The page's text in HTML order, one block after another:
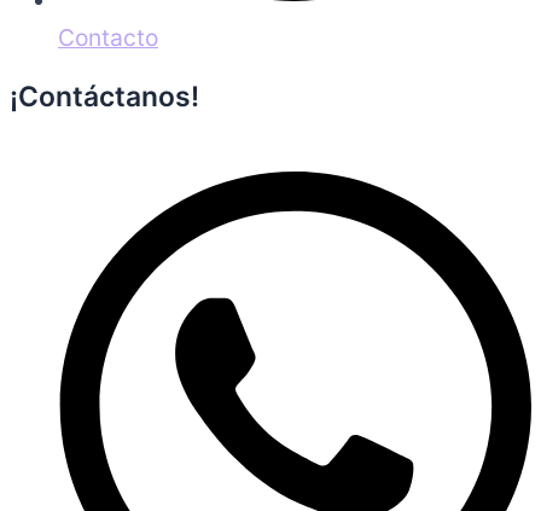
Contacto
¡Contáctanos!